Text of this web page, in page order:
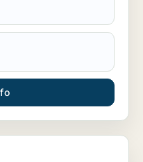
butik, klinik,